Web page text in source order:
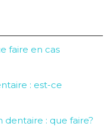
faire en cas
: est-ce
dentaire : que faire?